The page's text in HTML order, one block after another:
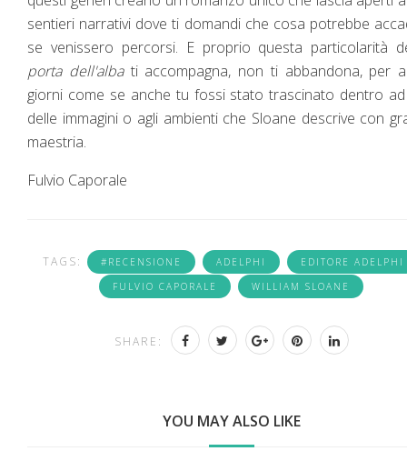
sentieri narrativi dove ti domandi che cosa potrebbe
se venissero percorsi. E proprio questa particolarità
porta dell'albati accompagna, non ti abbandona, per
giorni come se anche tu fossi stato trascinato dentro
delle immagini o agli ambienti che Sloane descrive con
maestria.
Fulvio Caporale
TAGS: #RECENSIONE ADELPHI
EDITORE ADELPHI
FULVIO CAPORALE
WILLIAM SLOANE
SHARE:
YOU MAY ALSO LIKE